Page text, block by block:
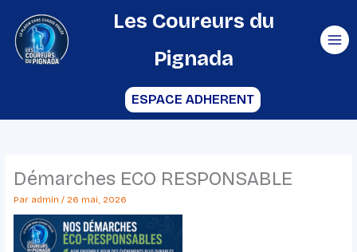
contenu
Les Coureurs du
Pignada
ESPACE ADHERENT
Démarches ECO RESPONSABLE
Par admin / 26 mai, 2026